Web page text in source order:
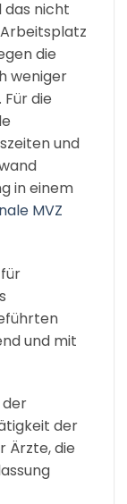
das nicht
die
weniger
die
und
in einem
MVZ
und mit
der
der
Ärzte, die